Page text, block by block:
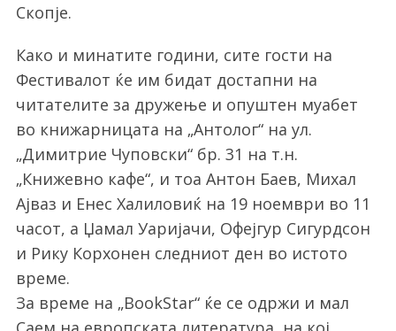
Скопје.
Како и минатите години, сите гости на
Фестивалот ќе им бидат достапни на
читателите за дружење и опуштен муабет
во книжарницата на „Антолог“ на ул.
„Димитрие Чуповски“ бр. 31 на т.н.
„Книжевно кафе“, и тоа Антон Баев, Михал
Ајваз и Енес Халиловиќ на 19 ноември во 11
часот, а Џамал Уаријачи, Офејгур Сигурдсон
и Рику Корхонен следниот ден во истото
време.
За време на „BookStar“ ќе се одржи и мал